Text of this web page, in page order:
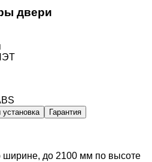
двери
установка Гарантия
до 2100 мм по высоте